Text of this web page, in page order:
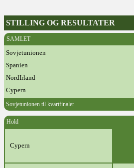
STILLING OG RESULTATER
SAMLET
Sovjetunionen
Spanien
NordIrland
Cypern
Sovjetunionen til kvartfinaler
Hold
Cypern